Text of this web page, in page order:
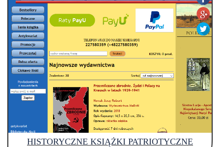
HISTORYCZNE KSIĄŻKI PATRIOTYCZNE